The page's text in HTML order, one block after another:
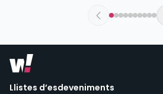
Sala Fundición | Logroño
Llistes d’esdeveniments